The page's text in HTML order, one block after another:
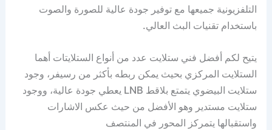
التلفزيونية جميعها مع توفير جودة عالية للصورة والصوت
باستخدام تقنيات البث العالي.
يتيح لكم أفضل فني ستلايت عدد من أنواع الستلايتات أهما
الستلايت المركزي بحيث يمكن ربطه بأكثر من رسيفر، وجود
ستلايت البيضوي يتمتع بلاقط LNB يعطي جودة عالية، ووجود
ستلايت مستدير وهو الأفضل من حيث عكس الاشارات
واستقبالها يتمركز المحور في المنتصف